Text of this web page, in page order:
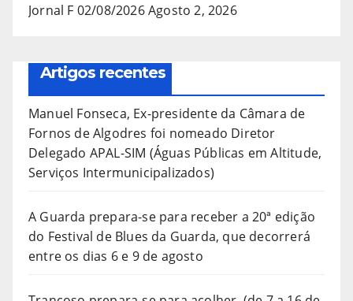
Jornal F 02/08/2026Agosto 2, 2026
Artigos recentes
Manuel Fonseca, Ex-presidente da Câmara de
Fornos de Algodres foi nomeado Diretor
Delegado APAL-SIM (Águas Públicas em Altitude,
Serviços Intermunicipalizados)
A Guarda prepara-se para receber a 20ª edição
do Festival de Blues da Guarda, que decorrerá
entre os dias 6 e 9 de agosto